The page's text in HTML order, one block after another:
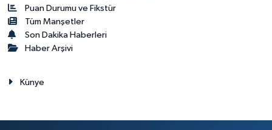
Puan Durumu ve Fikstür
Tüm Manşetler
Son Dakika Haberleri
Haber Arşivi
Künye